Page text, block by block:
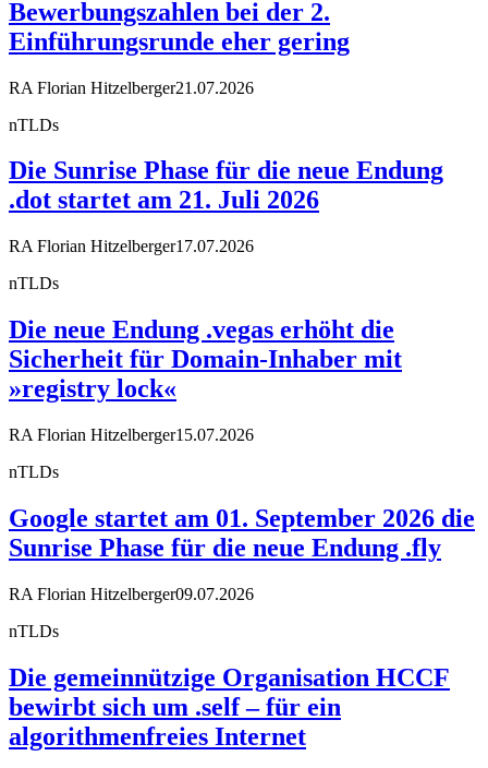
Bewerbungszahlen bei der 2.
Einführungsrunde eher gering
RA Florian Hitzelberger21.07.2026
nTLDs
Die Sunrise Phase für die neue Endung
.dot startet am 21. Juli 2026
RA Florian Hitzelberger17.07.2026
nTLDs
Die neue Endung .vegas erhöht die
Sicherheit für Domain-Inhaber mit
»registry lock«
RA Florian Hitzelberger15.07.2026
nTLDs
Google startet am 01. September 2026 die
Sunrise Phase für die neue Endung .fly
RA Florian Hitzelberger09.07.2026
nTLDs
Die gemeinnützige Organisation HCCF
bewirbt sich um .self – für ein
algorithmenfreies Internet